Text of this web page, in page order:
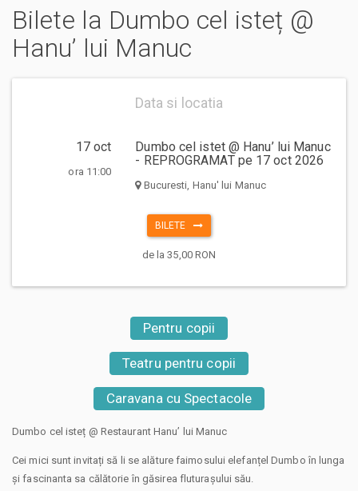
Bilete la Dumbo cel isteț @
Hanu’ lui Manuc
Data si locatia
17 oct
ora 11:00
Dumbo cel istet @ Hanu’ lui Manuc
- REPROGRAMAT pe 17 oct 2026
Bucuresti, Hanu' lui Manuc
BILETE
de la 35,00 RON
Pentru copii
Teatru pentru copii
Caravana cu Spectacole
Dumbo cel isteț @ Restaurant Hanu’ lui Manuc
Cei mici sunt invitați să li se alăture faimosului elefanțel Dumbo în lunga
și fascinanta sa călătorie în găsirea fluturașului său.